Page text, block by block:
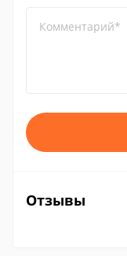
Комментарий*
Отзывы